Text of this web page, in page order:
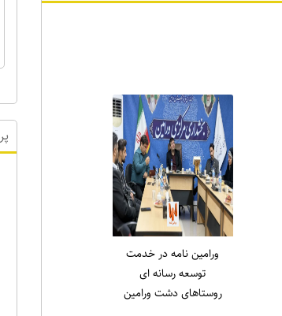
انتخاب دکتر علی میری
به عنوان جوان برتر
ورامین در حوزه ورزش